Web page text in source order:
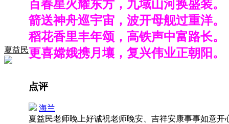
夏益民
百春星火耀东方，九域山河换盛装。
箭送神舟巡宇宙，波开母舰过重洋。
稻花香里丰年颂，高铁声中富路长。
更喜嫦娥携月壤，复兴伟业正朝阳。
点评
海兰
夏益民老师晚上好诚祝老师晚安、吉祥安康事事如意